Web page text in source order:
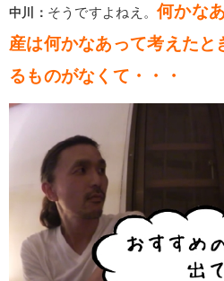
中川： そうですよねえ。何かな
産は何かなあって考えたと
るものがなくて・・・